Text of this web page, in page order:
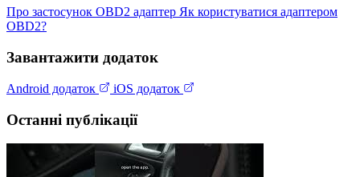
Про застосунок OBD2 адаптер Як користуватися адаптером
OBD2?
Завантажити додаток
Android додаток iOS додаток
Останні публікації